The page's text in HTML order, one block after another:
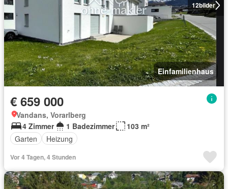
12bilder
Einfamilienhaus
€ 659 000
Vandans, Vorarlberg
4 Zimmer
1 Badezimmer
103 m²
Garten
Heizung
Vor 4 Tagen, 4 Stunden